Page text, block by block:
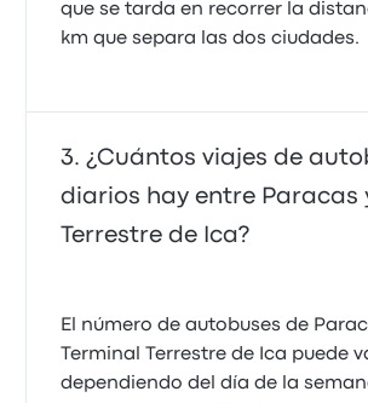
que se tarda en recorrer la
km que separa las dos ciudades.
¿Cuántos viajes de
diarios hay entre Paracas
Terrestre de Ica?
El número de autobuses de
Terminal Terrestre de Ica puede
dependiendo del día de la